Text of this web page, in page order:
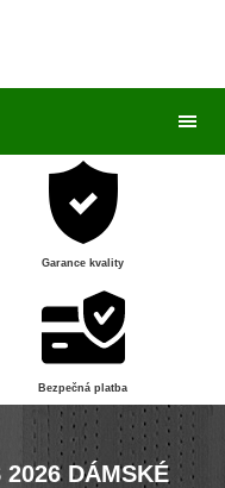
Garance kvality
Bezpečná platba
DÁMSKÉ